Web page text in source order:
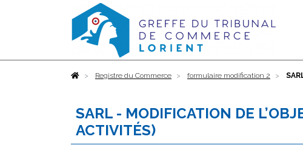
AccueilRegistre du Commerce formulaire modification 2
SARL - MODIFICATION DE
ACTIVITÉS)